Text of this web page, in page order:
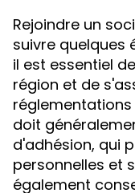
Rejoindre un
suivre quelques
il est essentiel
région et de
réglementations
doit
d'adhésion, qui
personnelles et
également